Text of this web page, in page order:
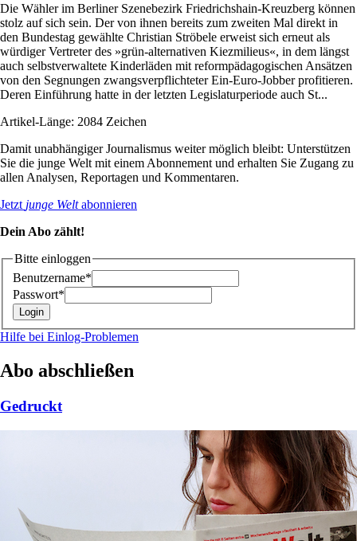
Die Wähler im Berliner Szenebezirk Friedrichshain-Kreuzberg können
stolz auf sich sein. Der von ihnen bereits zum zweiten Mal direkt in
den Bundestag gewählte Christian Ströbele erweist sich erneut als
würdiger Vertreter des »grün-alternativen Kiezmilieus«, in dem längst
auch selbstverwaltete Kinderläden mit reformpädagogischen Ansätzen
von den Segnungen zwangsverpflichteter Ein-Euro-Jobber profitieren.
Deren Einführung hatte in der letzten Legislaturperiode auch St...
Artikel-Länge: 2084 Zeichen
Damit unabhängiger Journalismus weiter möglich bleibt: Unterstützen
Sie die junge Welt mit einem Abonnement und erhalten Sie Zugang zu
allen Analysen, Reportagen und Kommentaren.
Jetzt junge Weltabonnieren
Dein Abo zählt!
Bitte einloggen
Benutzername*
Passwort*
Hilfe bei Einlog-Problemen
Abo abschließen
Gedruckt